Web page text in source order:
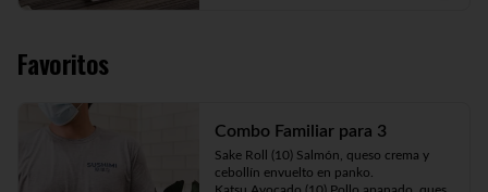
Favoritos
Combo Familiar para 3
Sake Roll (10) Salmón, queso crema y
cebollín envuelto en panko.